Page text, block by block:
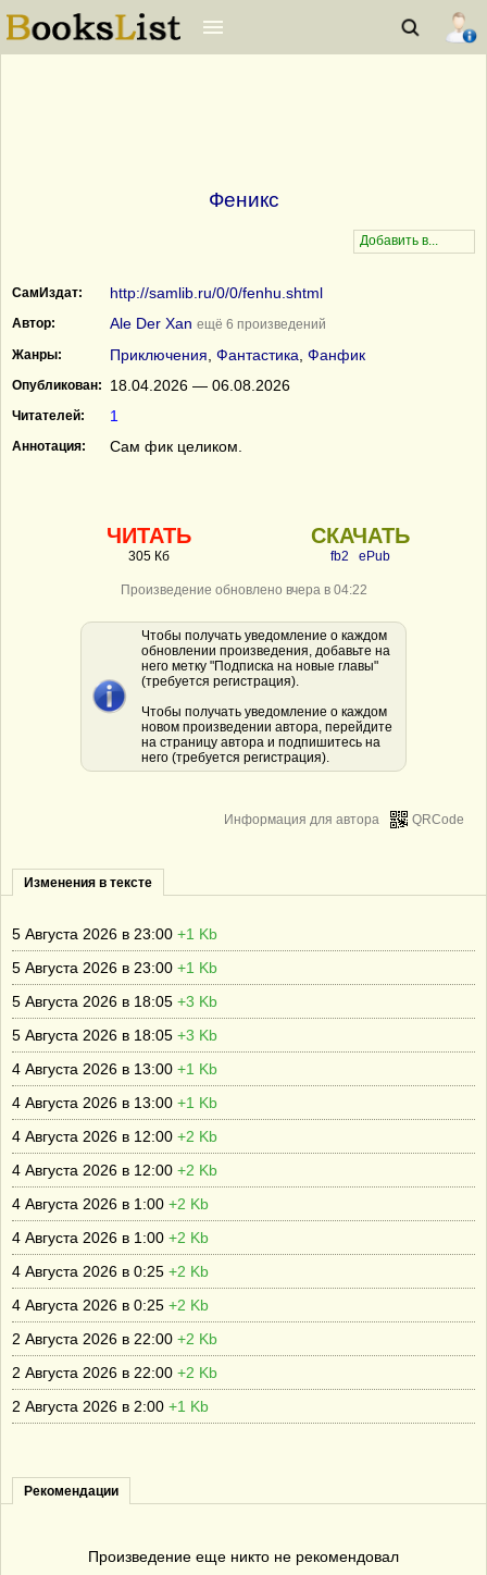
Феникс
СамИздат: http://samlib.ru/0/0/fenhu.shtml
Автор: Ale Dеr Xаn ещё 6 произведений
Жанры:
Приключения Фантастика Фанфик
Опубликован: 18.04.2026 — 06.08.2026
Читателей: 1
Аннотация: Сам фик целиком.
ЧИТАТЬ
305 Кб
СКАЧАТЬ
fb2 ePub
Произведение обновлено вчера в 04:22
Чтобы получать уведомление о каждом
обновлении произведения, добавьте на
него метку "Подписка на новые главы"
(требуется регистрация).
Чтобы получать уведомление о каждом
новом произведении автора, перейдите
на страницу автора и подпишитесь на
него (требуется регистрация).
QRCode
Информация для автора
Изменения в тексте
5 Августа 2026 в 23:00 +1 Kb
5 Августа 2026 в 23:00 +1 Kb
5 Августа 2026 в 18:05 +3 Kb
5 Августа 2026 в 18:05 +3 Kb
4 Августа 2026 в 13:00 +1 Kb
4 Августа 2026 в 13:00 +1 Kb
4 Августа 2026 в 12:00 +2 Kb
4 Августа 2026 в 12:00 +2 Kb
4 Августа 2026 в 1:00 +2 Kb
4 Августа 2026 в 1:00 +2 Kb
4 Августа 2026 в 0:25 +2 Kb
4 Августа 2026 в 0:25 +2 Kb
2 Августа 2026 в 22:00 +2 Kb
2 Августа 2026 в 22:00 +2 Kb
2 Августа 2026 в 2:00 +1 Kb
Рекомендации
Произведение еще никто не рекомендовал